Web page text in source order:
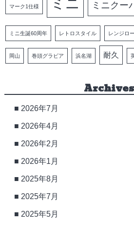
マーク1仕様 ミニクー
ミニ生誕60周年 レトロスタイル レンジロ
岡山 巻頭グラビア 浜名湖 耐久
Archives
2026年7月
2026年4月
2026年2月
2026年1月
2025年8月
2025年7月
2025年5月